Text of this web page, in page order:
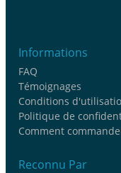
Informations
FAQ
Témoignages
Conditions
Politique de
Comment
Reconnu Par